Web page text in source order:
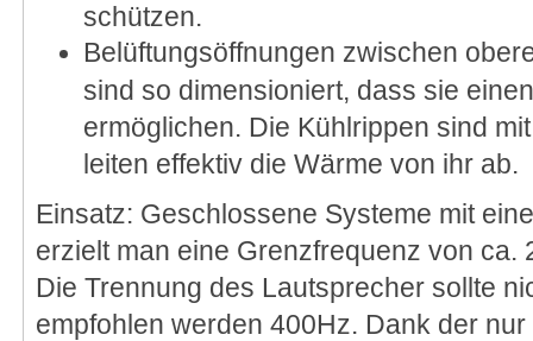
schützen.
Belüftungsöffnungen zwischen
sind so dimensioniert, dass sie
ermöglichen. Die Kühlrippen sind
leiten effektiv die Wärme von ihr ab.
Einsatz: Geschlossene Systeme mit
erzielt man eine Grenzfrequenz von ca.
Die Trennung des Lautsprecher sollte
empfohlen werden 400Hz. Dank der